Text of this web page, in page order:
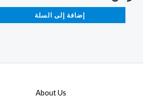
معرفي
إضافة إلى السلة
About Us